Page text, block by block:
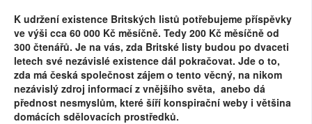
K udržení existence Britských listů potřebujeme příspěvky
ve výši cca 60 000 Kč měsíčně. Tedy 200 Kč měsíčně od
300 čtenářů. Je na vás, zda Britské listy budou po dvaceti
letech své nezávislé existence dál pokračovat. Jde o to,
zda má česká společnost zájem o tento věcný, na nikom
nezávislý zdroj informací z vnějšího světa, anebo dá
přednost nesmyslům, které šíří konspirační weby i většina
domácích sdělovacích prostředků.